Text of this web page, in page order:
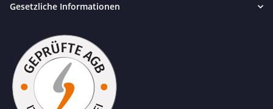
Gesetzliche Informationen